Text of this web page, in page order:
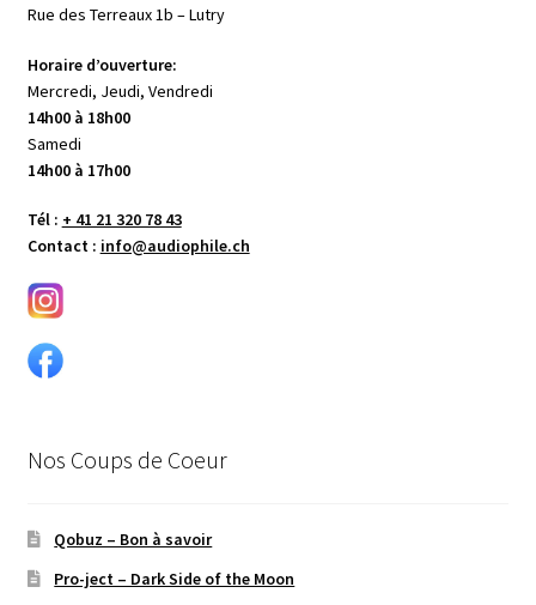
Rue des Terreaux 1b – Lutry
Horaire d’ouverture:
Mercredi, Jeudi, Vendredi
14h00 à 18h00
Samedi
14h00 à 17h00
Tél : + 41 21 320 78 43
Contact : info@audiophile.ch
Nos Coups de Coeur
Qobuz – Bon à savoir
Pro-ject – Dark Side of the Moon